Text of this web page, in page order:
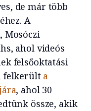
de már több
A
Mosóczi
ahol videós
felsőoktatási
felkerült a
, ahol 30
össze, akik